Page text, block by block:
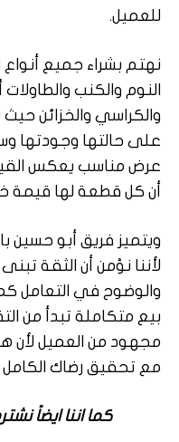
للعميل.
نهتم بشراء جميع أنواع
النوم والكنب
والكراسي والخزائن
على حالتها وجودتها
عرض مناسب يعكس
أن كل قطعة لها قيمة
ويتميز فريق أبو حسين
لأننا نؤمن أن الثقة
والوضوح في التعامل
بيع متكاملة تبدأ من
مجهود من العميل
مع تحقيق رضاك
كما اننا ايضاً